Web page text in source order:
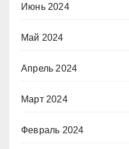
Июнь 2024
Май 2024
Апрель 2024
Март 2024
Февраль 2024